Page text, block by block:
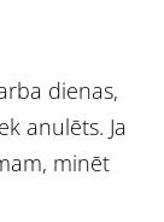
dienas,
anulēts. Ja
minēt